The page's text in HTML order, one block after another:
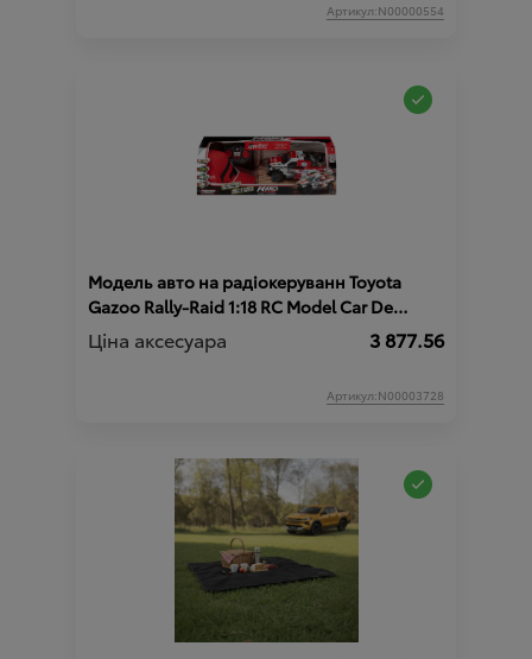
Артикул:N00000554
Модель авто на радіокеруванн Toyota
Gazoo Rally-Raid 1:18 RC Model Car De
Villiers HILUX T1+
Ціна аксесуара 3 877.56
Артикул:N00003728